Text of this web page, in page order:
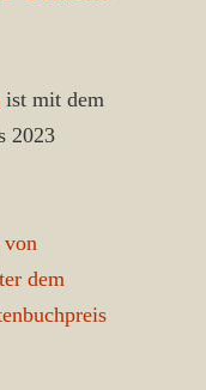
ist mit dem
2023